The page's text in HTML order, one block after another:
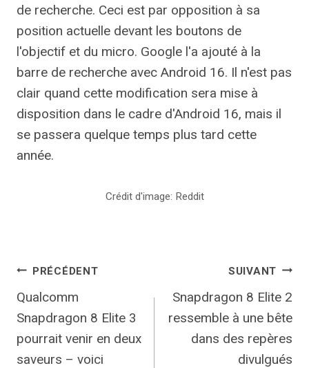
de recherche. Ceci est par opposition à sa
position actuelle devant les boutons de
l'objectif et du micro. Google l'a ajouté à la
barre de recherche avec Android 16. Il n'est pas
clair quand cette modification sera mise à
disposition dans le cadre d'Android 16, mais il
se passera quelque temps plus tard cette
année.
Crédit d'image: Reddit
Navigation
de
l’article
PRÉCÉDENT
Qualcomm
Snapdragon 8 Elite 3
pourrait venir en deux
saveurs – voici
SUIVANT
Snapdragon 8 Elite 2
ressemble à une bête
dans des repères
divulgués